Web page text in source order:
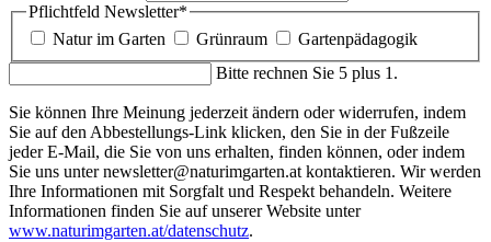
Pflichtfeld Newsletter*
Natur im Garten
Grünraum
Gartenpädagogik
Bitte rechnen Sie 5 plus 1.
Sie können Ihre Meinung jederzeit ändern oder widerrufen, indem
Sie auf den Abbestellungs-Link klicken, den Sie in der Fußzeile
jeder E-Mail, die Sie von uns erhalten, finden können, oder indem
Sie uns unter newsletter@naturimgarten.at kontaktieren. Wir werden
Ihre Informationen mit Sorgfalt und Respekt behandeln. Weitere
Informationen finden Sie auf unserer Website unter
www.naturimgarten.at/datenschutz.